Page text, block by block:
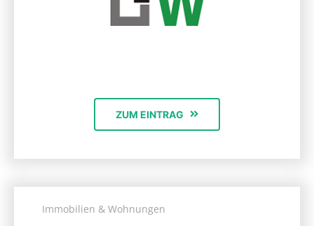
ZUM EINTRAG
Immobilien & Wohnungen